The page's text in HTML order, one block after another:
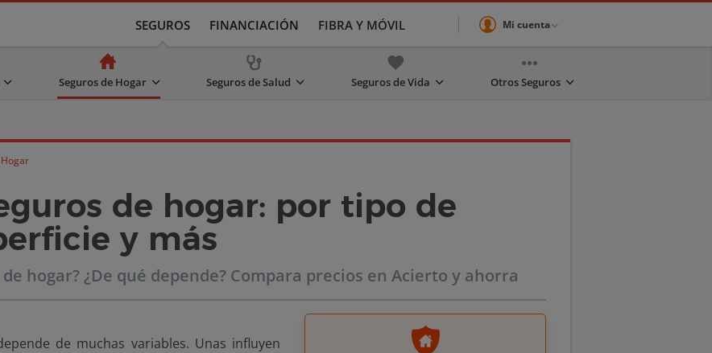
SEGUROS FINANCIACIÓN FIBRA Y MÓVIL Mi cuenta
Seguros de Hogar Seguros de Salud Seguros de Vida Otros Seguros
de hogar: por tipo de
y más
hogar? ¿De qué depende? Compara precios en Acierto y ahorra
de muchas variables. Unas influyen